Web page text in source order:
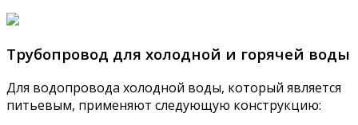
Трубопровод для холодной и горячей воды
Для водопровода холодной воды, который является
питьевым, применяют следующую конструкцию: